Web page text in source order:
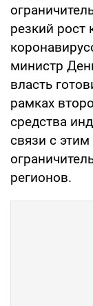
резкий рост
министр
власть
рамках
средства
связи с
регионов.